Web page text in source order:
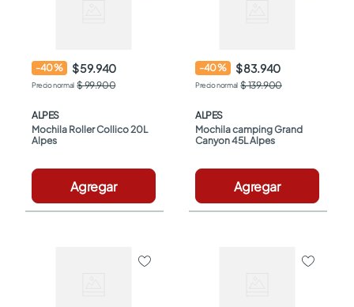
-40% $ 59.940
$ 99.900
ALPES
Mochila Roller Collico 20L
Alpes
Agregar
-40% $ 83.940
$ 139.900
ALPES
Mochila camping Grand
Canyon 45L Alpes
Agregar